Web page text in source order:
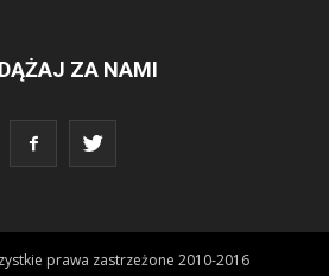
ZA NAMI
prawa zastrzeżone 2010-2016